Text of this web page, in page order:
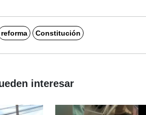
reforma Constitución
interesar